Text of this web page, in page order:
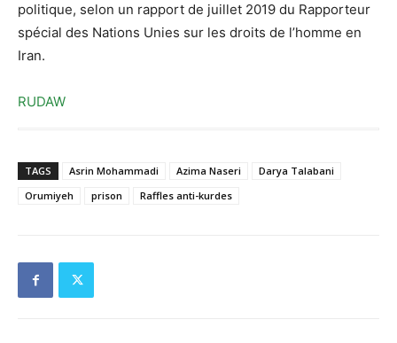
politique, selon un rapport de juillet 2019 du Rapporteur
spécial des Nations Unies sur les droits de l’homme en
Iran.
RUDAW
TAGS Asrin Mohammadi Azima Naseri
Darya Talabani
Orumiyeh
prison Raffles anti-kurdes